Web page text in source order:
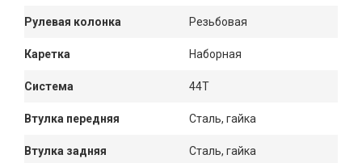
Рулевая колонка Резьбовая
Каретка Наборная
Система 44Т
Втулка передняя Сталь, гайка
Втулка задняя
Сталь, гайка